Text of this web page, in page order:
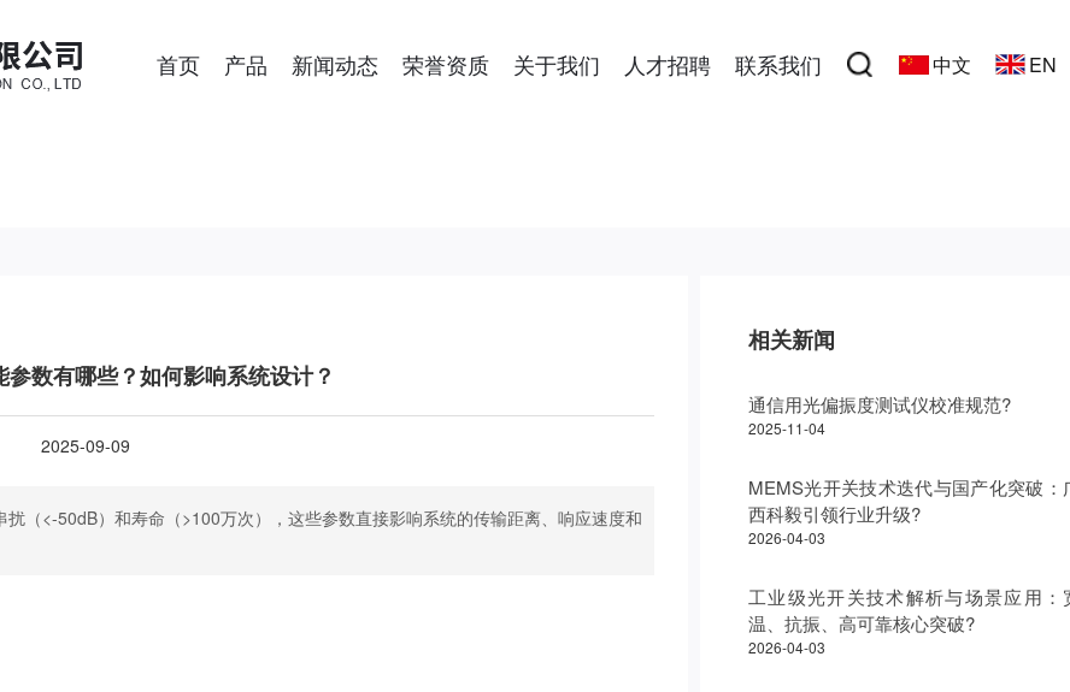
首页 产品 新闻动态 荣誉资质 关于我们 人才招聘 联系我们 中文 EN
数有哪些？如何影响系统设计？
2025-09-09
（<-50dB）和寿命（>100万次），这些参数直接影响系统的传输距离、响应速度和
相关新闻
通信用光偏振度测试仪校准规范?
2025-11-04
MEMS光开关技术迭代与国产化突破：
西科毅引领行业升级?
2026-04-03
工业级光开关技术解析与场景应用：
温、抗振、高可靠核心突破?
2026-04-03